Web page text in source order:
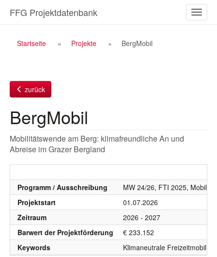
Inhalt
ein-/
FFG Projektdatenbank
Breadcrumb
Startseite Projekte BergMobil
zurück
BergMobil
Mobilitätswende am Berg: klimafreundliche An und
Abreise im Grazer Bergland
Programm / Ausschreibung
MW 24/26, FTI 2025,
Projektstart
01.07.2026
Zeitraum
2026 - 2027
Barwert der Projektförderung
€ 233.152
Keywords
Klimaneutrale